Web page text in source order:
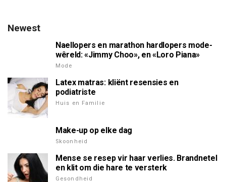
Newest
Naellopers en marathon hardlopers mode-
wêreld: «Jimmy Choo», en «Loro Piana»
Mode
Latex matras: kliënt resensies en
podiatriste
Huis en Familie
Make-up op elke dag
Skoonheid
Mense se resep vir haar verlies. Brandnetel
en klit om die hare te versterk
Gesondheid